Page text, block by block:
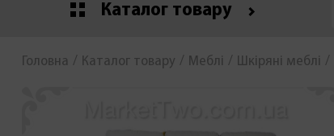
Каталог товару
Головна Каталог товару Меблі Шкіряні меблі